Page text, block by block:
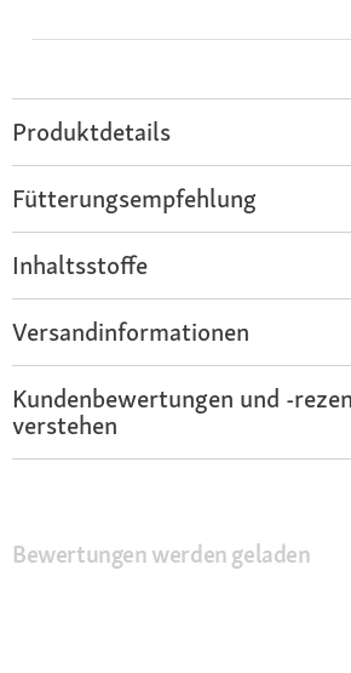
Produktdetails
Fütterungsempfehlung
Inhaltsstoffe
Versandinformationen
Kundenbewertungen und -
verstehen
Bewertungen werden geladen